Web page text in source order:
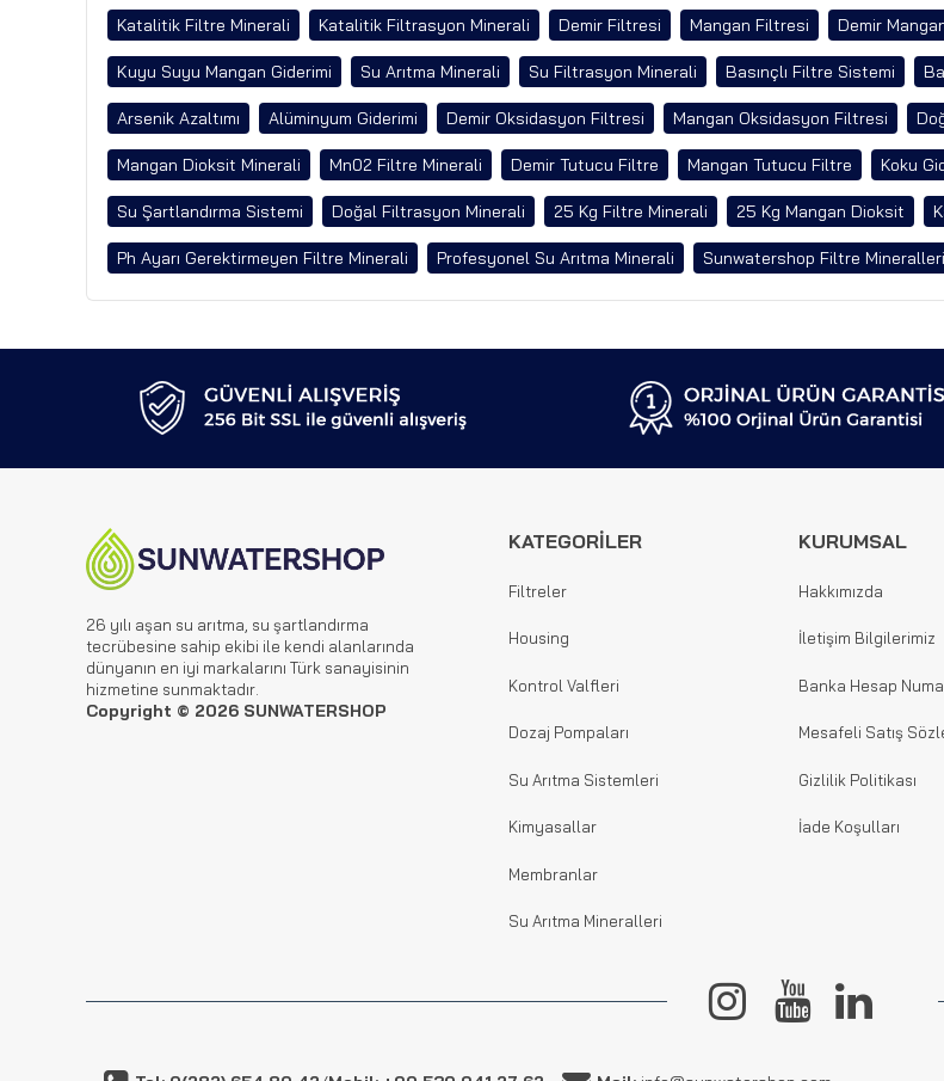
Katalitik Filtre Minerali Katalitik Filtrasyon Minerali Demir Filtresi Mangan Filtresi Demir
Kuyu Suyu Mangan Giderimi Su Arıtma Minerali Su Filtrasyon Minerali Basınçlı Filtre Sistemi
Arsenik Azaltımı Alüminyum Giderimi Demir Oksidasyon Filtresi Mangan Oksidasyon Filtresi
Mangan Dioksit Minerali Mn02 Filtre Minerali Demir Tutucu Filtre Mangan Tutucu Filtre Koku
Su Şartlandırma Sistemi Doğal Filtrasyon Minerali 25 Kg Filtre Minerali 25 Kg Mangan Dioksit
Ph Ayarı Gerektirmeyen Filtre Minerali Profesyonel Su Arıtma Minerali Sunwatershop Filtre Mineralleri
26 yılı aşan su arıtma, su şartlandırma
tecrübesine sahip ekibi ile kendi alanlarında
dünyanın en iyi markalarını Türk sanayisinin
hizmetine sunmaktadır.
Copyright © 2026 SUNWATERSHOP
KATEGORİLER
Filtreler
Housing
Kontrol Valfleri
Dozaj Pompaları
Su Arıtma Sistemleri
Kimyasallar
Membranlar
Su Arıtma Mineralleri
KURUMSAL
Hakkımızda
İletişim Bilgilerimiz
Banka Hesap
Mesafeli Satış
Gizlilik Politikası
İade Koşulları